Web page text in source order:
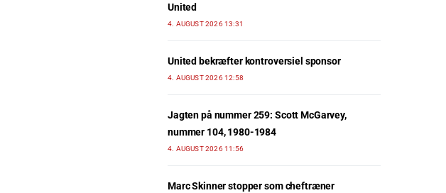
United
4. AUGUST 2026 13:31
United bekræfter kontroversiel sponsor
4. AUGUST 2026 12:58
Jagten på nummer 259: Scott McGarvey,
nummer 104, 1980-1984
4. AUGUST 2026 11:56
Marc Skinner stopper som cheftræner